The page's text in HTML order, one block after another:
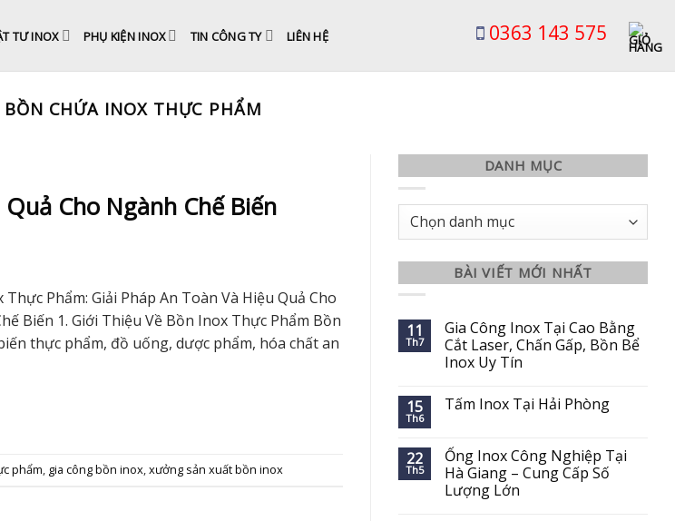
TƯ INOX PHỤ KIỆN INOX TIN CÔNG TY LIÊN HỆ 0363 143 575
BỒN CHỨA INOX THỰC PHẨM
Cho Ngành Chế Biến
Thực Phẩm: Giải Pháp An Toàn Và Hiệu Quả Cho
Biến 1. Giới Thiệu Về Bồn Inox Thực Phẩm Bồn
thực phẩm, đồ uống, dược phẩm, hóa chất an
phẩm, gia công bồn inox,xưởng sản xuất bồn inox
DANH MỤC
Danh
BÀI VIẾT MỚI NHẤT
11
Th7
Gia Công Inox Tại Cao Bằng
Cắt Laser, Chấn Gấp, Bồn Bể
Inox Uy Tín
15
Th6
Tấm Inox Tại Hải Phòng
22
Th5
Ống Inox Công Nghiệp Tại
Hà Giang – Cung Cấp Số
Lượng Lớn